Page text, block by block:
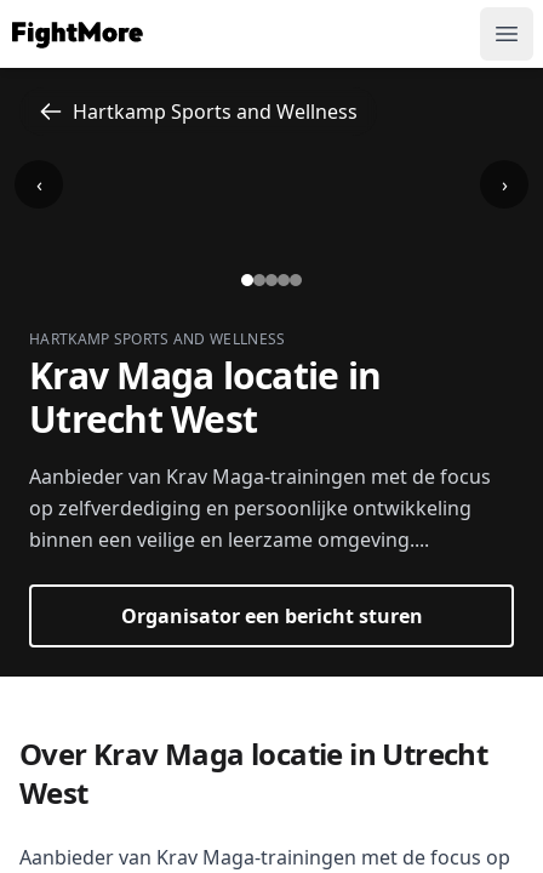
FightMore
Hartkamp Sports and Wellness
‹ ›
HARTKAMP SPORTS AND WELLNESS
Krav Maga locatie in
Utrecht West
Aanbieder van Krav Maga-trainingen met de focus
op zelfverdediging en persoonlijke ontwikkeling
binnen een veilige en leerzame omgeving....
Organisator een bericht sturen
Over Krav Maga locatie in Utrecht
West
Aanbieder van Krav Maga-trainingen met de focus op